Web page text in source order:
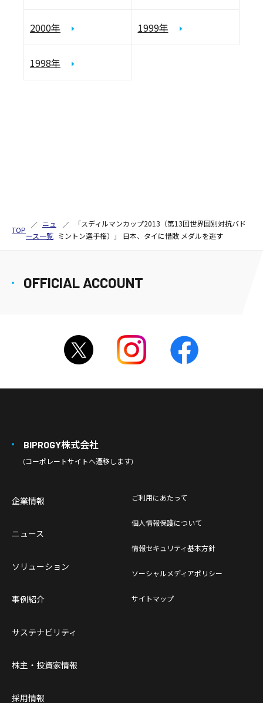
2000年 1999年
1998年
TOP
ニュ
ース一覧
「スディルマンカップ2013（第13回世界国別対抗バド
ミントン選手権）」 日本、タイに惜敗 メダルを逃す
OFFICIAL ACCOUNT
BIPROGY株式会社
(コーポレートサイトへ遷移します)
企業情報
ニュース
ソリューション
事例紹介
サステナビリティ
株主・投資家情報
採用情報
ご利用にあたって
個人情報保護について
情報セキュリティ基本方針
ソーシャルメディアポリシー
サイトマップ